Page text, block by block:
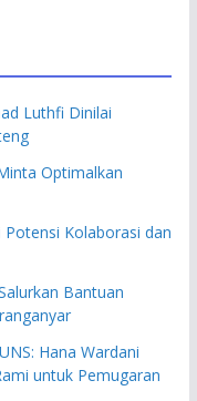
Luthfi Dinilai
Optimalkan
Kolaborasi dan
Bantuan
Hana Wardani
untuk Pemugaran